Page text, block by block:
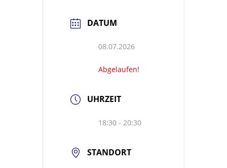
DATUM
08.07.2026
Abgelaufen!
UHRZEIT
18:30 - 20:30
STANDORT